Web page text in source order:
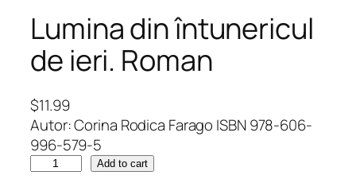
Lumina din întunericul
de ieri. Roman
$11.99
Autor: Corina Rodica Farago ISBN 978-606-
996-579-5
Add to cart